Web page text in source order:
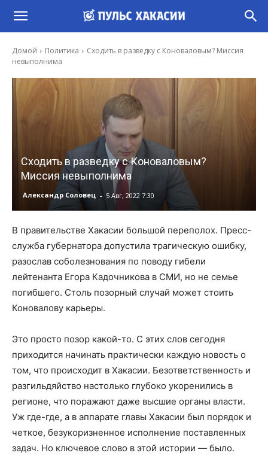
Домой Политика
Сходить в разведку с Коноваловым? Миcсия
невыполнима
Сходить в разведку с Коноваловым?
Миcсия невыполнима
Александр Соловец - 5 Авг, 2022 7:30
В правительстве Хакасии большой переполох. Пресс-
служба губернатора допустила трагическую ошибку,
разослав соболезнования по поводу гибели
лейтенанта Егора Кадочникова в СМИ, но не семье
погибшего. Столь позорный случай может стоить
Коновалову карьеры.
Это просто позор какой-то. С этих слов сегодня
приходится начинать практически каждую новость о
том, что происходит в Хакасии. Безответственность и
разгильдяйство настолько глубоко укоренились в
регионе, что поражают даже высшие органы власти.
Уж где-где, а в аппарате главы Хакасии был порядок и
четкое, безукоризненное исполнение поставленных
задач. Но ключевое слово в этой истории — было.